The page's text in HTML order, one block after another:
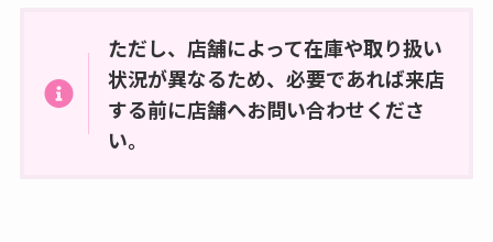
ただし、店舗によって在庫や取り扱い
状況が異なるため、必要であれば来店
する前に店舗へお問い合わせくださ
い。